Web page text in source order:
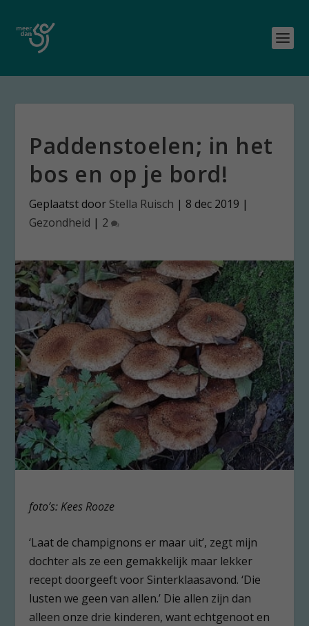
Paddenstoelen; in het
bos en op je bord!
Geplaatst door Stella Ruisch | 8 dec 2019 |
Gezondheid | 2
foto’s: Kees Rooze
‘Laat de champignons er maar uit’, zegt mijn
dochter als ze een gemakkelijk maar lekker
recept doorgeeft voor Sinterklaasavond. ‘Die
lusten we geen van allen.’ Die allen zijn dan
alleen onze drie kinderen, want echtgenoot en